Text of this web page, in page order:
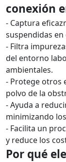
conexión
- Captura
suspendidas
- Filtra
del entorno
ambientales.
- Protege otros
polvo de la
- Ayuda a
minimizando
- Facilita un
y reduce los
Por qué